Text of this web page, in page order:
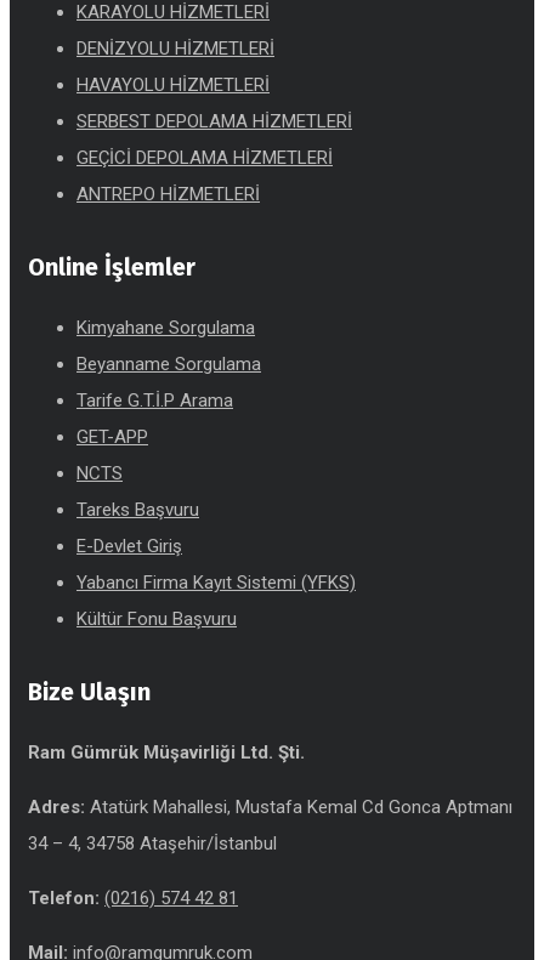
KARAYOLU HİZMETLERİ
DENİZYOLU HİZMETLERİ
HAVAYOLU HİZMETLERİ
SERBEST DEPOLAMA HİZMETLERİ
GEÇİCİ DEPOLAMA HİZMETLERİ
ANTREPO HİZMETLERİ
Online İşlemler
Kimyahane Sorgulama
Beyanname Sorgulama
Tarife G.T.İ.P Arama
GET-APP
NCTS
Tareks Başvuru
E-Devlet Giriş
Yabancı Firma Kayıt Sistemi (YFKS)
Kültür Fonu Başvuru
Bize Ulaşın
Ram Gümrük Müşavirliği Ltd. Şti.
Adres: Atatürk Mahallesi, Mustafa Kemal Cd Gonca Aptmanı
34 – 4, 34758 Ataşehir/İstanbul
Telefon: (0216) 574 42 81
Mail: info@ramgumruk.com